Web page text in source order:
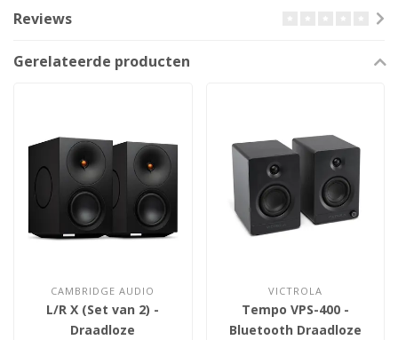
Reviews
Gerelateerde producten
CAMBRIDGE AUDIO
L/R X (Set van 2) -
Draadloze
VICTROLA
Tempo VPS-400 -
Bluetooth Draadloze